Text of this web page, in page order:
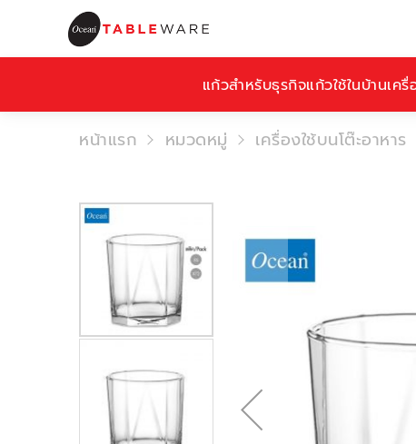
แก้วสำหรับธุรกิจแก้วใช้ในบ้านเค
หน้าแรก หมวดหมู่ เครื่องใช้บนโต๊ะอาหาร